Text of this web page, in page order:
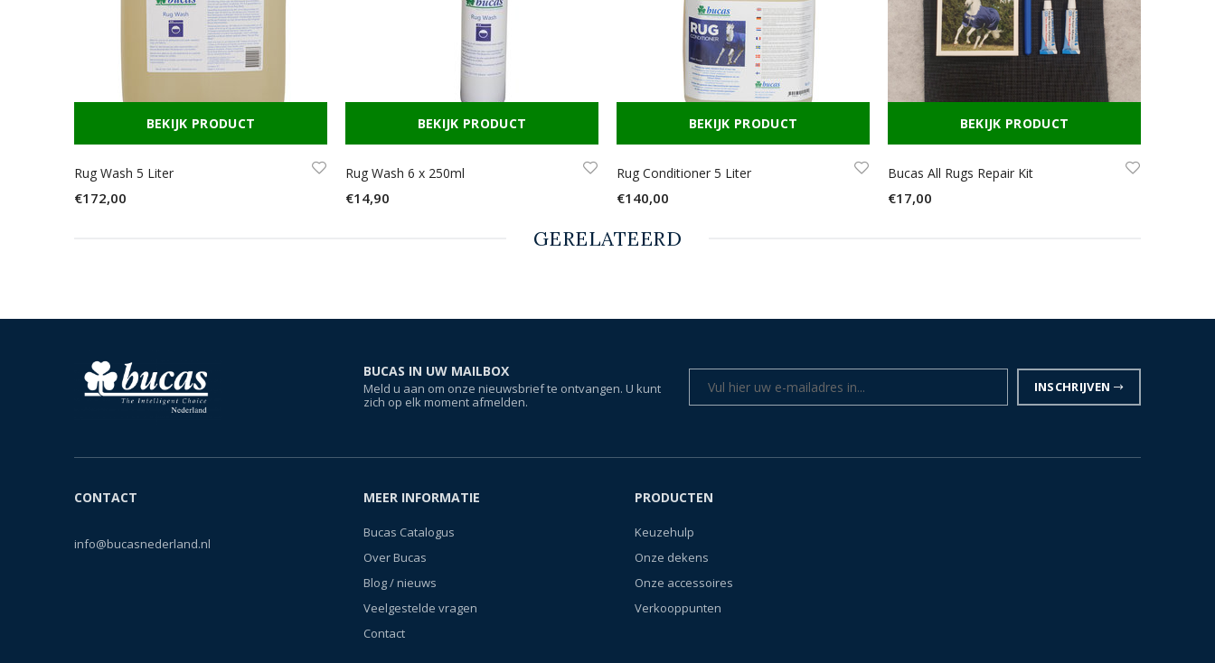
BEKIJK PRODUCT
Rug Wash 5 Liter
€172,00
BEKIJK PRODUCT
Rug Wash 6 x 250ml
€14,90
BEKIJK PRODUCT
Rug Conditioner 5 Liter
€140,00
BEKIJK PRODUCT
Bucas All Rugs Repair Kit
€17,00
GERELATEERD
BUCAS IN UW MAILBOX
Meld u aan om onze nieuwsbrief te ontvangen. U kunt
zich op elk moment afmelden.
INSCHRIJVEN
CONTACT
info@bucasnederland.nl
MEER INFORMATIE
Bucas Catalogus
Over Bucas
Blog / nieuws
Veelgestelde vragen
Contact
PRODUCTEN
Keuzehulp
Onze dekens
Onze accessoires
Verkooppunten